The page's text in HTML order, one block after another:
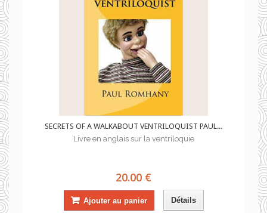
SECRETS OF A WALKABOUT VENTRILOQUIST PAUL...
Livre en anglais sur la ventriloquie
20.00 €
Ajouter au panier Détails